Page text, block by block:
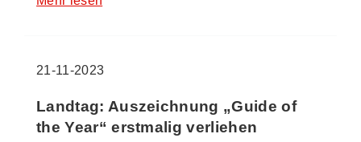
21-11-2023
Landtag: Auszeichnung „Guide of
the Year“ erstmalig verliehen